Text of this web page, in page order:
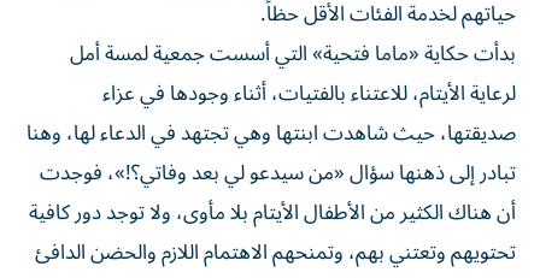
حياتهم لخدمة الفئات الأقل حظاً.
بدأت حكاية «ماما فتحية» التي أسست جمعية لمسة أمل
لرعاية الأيتام، للاعتناء بالفتيات، أثناء وجودها في عزاء
صديقتها، حيث شاهدت ابنتها وهي تجتهد في الدعاء لها، وهنا
تبادر إلى ذهنها سؤال «من سيدعو لي بعد وفاتي؟!»، فوجدت
أن هناك الكثير من الأطفال الأيتام بلا مأوى، ولا توجد دور كافية
تحتويهم وتعتني بهم، وتمنحهم الاهتمام اللازم والحضن الدافئ